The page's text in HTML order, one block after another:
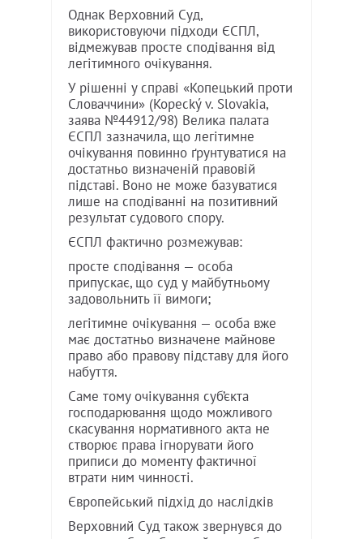
Однак Верховний Суд,
використовуючи підходи ЄСПЛ,
відмежував просте сподівання від
легітимного очікування.
У рішенні у справі «Копецький проти
Словаччини» (Kopecký v. Slovakia,
заява №44912/98) Велика палата
ЄСПЛ зазначила, що легітимне
очікування повинно ґрунтуватися на
достатньо визначеній правовій
підставі. Воно не може базуватися
лише на сподіванні на позитивний
результат судового спору.
ЄСПЛ фактично розмежував:
просте сподівання — особа
припускає, що суд у майбутньому
задовольнить її вимоги;
легітимне очікування — особа вже
має достатньо визначене майнове
право або правову підставу для його
набуття.
Саме тому очікування суб’єкта
господарювання щодо можливого
скасування нормативного акта не
створює права ігнорувати його
приписи до моменту фактичної
втрати ним чинності.
Європейський підхід до наслідків
Верховний Суд також звернувся до